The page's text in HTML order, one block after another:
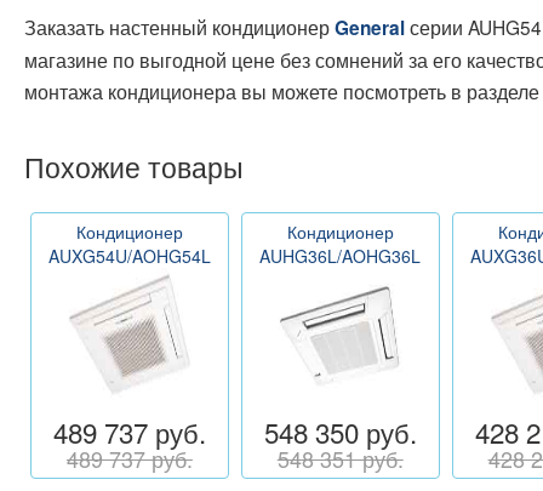
Заказать настенный кондиционерGeneralсерии
магазине по выгодной цене без сомнений за его
монтажа кондиционера вы можете посмотреть в разделе
Похожие товары
Кондиционер
AUXG54U/AOHG54L
489 737 руб.
489 737 руб.
Кондиционер
AUHG36L/AOHG36L
548 350 руб.
548 351 руб.
428
428